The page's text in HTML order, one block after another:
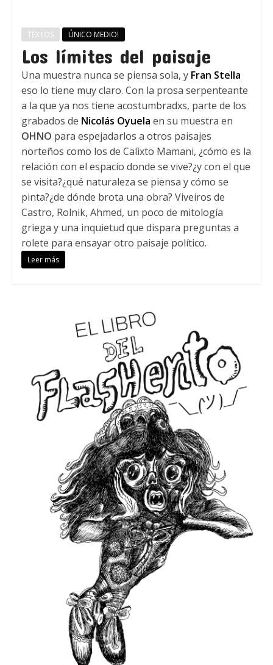
TEXTOS ÚNICO MEDIO!
Los límites del paisaje
Una muestra nunca se piensa sola, y Fran Stella
eso lo tiene muy claro. Con la prosa serpenteante
a la que ya nos tiene acostumbradxs, parte de los
grabados de Nicolás Oyuela en su muestra en
OHNO para espejadarlos a otros paisajes
norteños como los de Calixto Mamani, ¿cómo es la
relación con el espacio donde se vive?¿y con el que
se visita?¿qué naturaleza se piensa y cómo se
pinta?¿de dónde brota una obra? Viveiros de
Castro, Rolnik, Ahmed, un poco de mitología
griega y una inquietud que dispara preguntas a
rolete para ensayar otro paisaje político.
Leer más